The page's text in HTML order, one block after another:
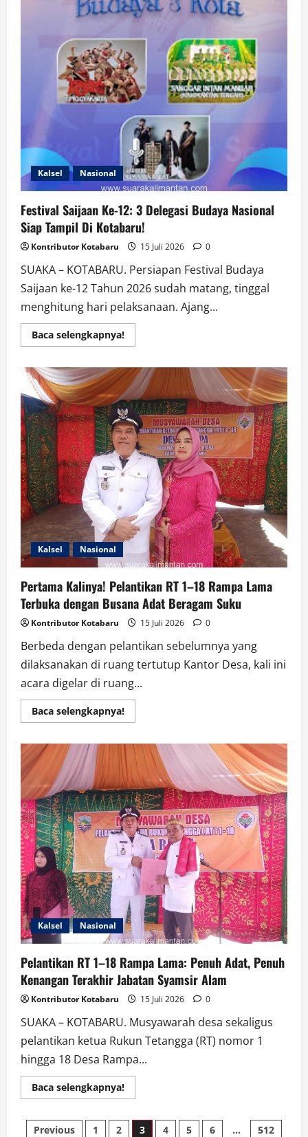
Kalsel Nasional
Festival Saijaan Ke-12: 3 Delegasi Budaya Nasional
Siap Tampil Di Kotabaru!
Kontributor Kotabaru 15 Juli 2026 0
SUAKA – KOTABARU. Persiapan Festival Budaya
Saijaan ke-12 Tahun 2026 sudah matang, tinggal
menghitung hari pelaksanaan. Ajang...
Baca selengkapnya!Read
more
Saijaan
Ke-
12:
3
Delegasi
Budaya
Nasional
Siap
Tampil
Di
Kotabaru!
Kalsel Nasional
Pertama Kalinya! Pelantikan RT 1–18 Rampa Lama
Terbuka dengan Busana Adat Beragam Suku
Kontributor Kotabaru 15 Juli 2026 0
Berbeda dengan pelantikan sebelumnya yang
dilaksanakan di ruang tertutup Kantor Desa, kali ini
acara digelar di ruang...
Baca selengkapnya!Read
more
Kalinya!
Pelantikan
RT
1–
18
Rampa
Lama
Terbuka
dengan
Busana
Adat
Beragam
Suku
Kalsel Nasional
Pelantikan RT 1–18 Rampa Lama: Penuh Adat, Penuh
Kenangan Terakhir Jabatan Syamsir Alam
Kontributor Kotabaru 15 Juli 2026 0
SUAKA – KOTABARU. Musyawarah desa sekaligus
pelantikan ketua Rukun Tetangga (RT) nomor 1
hingga 18 Desa Rampa...
Baca selengkapnya!Read
more
RT
Previous 1 2 3 4 5 6 … 512